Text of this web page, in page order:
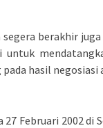
berakhir
hasil negosiasi
Februari 2002 di